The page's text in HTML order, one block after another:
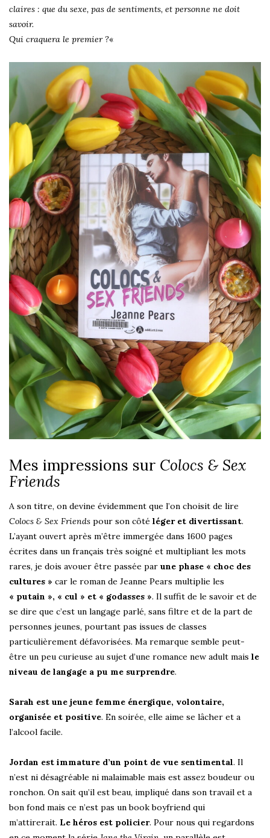
claires : que du sexe, pas de sentiments, et personne ne doit
savoir.
Qui craquera le premier ?«
Mes impressions sur Colocs & Sex
Friends
A son titre, on devine évidemment que l’on choisit de lire
Colocs & Sex Friends pour son côté léger et divertissant.
L’ayant ouvert après m’être immergée dans 1600 pages
écrites dans un français très soigné et multipliant les mots
rares, je dois avouer être passée par une phase « choc des
cultures » car le roman de Jeanne Pears multiplie les
« putain », « cul » et « godasses ». Il suffit de le savoir et de
se dire que c’est un langage parlé, sans filtre et de la part de
personnes jeunes, pourtant pas issues de classes
particulièrement défavorisées. Ma remarque semble peut-
être un peu curieuse au sujet d’une romance new adult mais le
niveau de langage a pu me surprendre.
Sarah est une jeune femme énergique, volontaire,
organisée et positive. En soirée, elle aime se lâcher et a
l’alcool facile.
Jordan est immature d’un point de vue sentimental. Il
n’est ni désagréable ni malaimable mais est assez boudeur ou
ronchon. On sait qu’il est beau, impliqué dans son travail et a
bon fond mais ce n’est pas un book boyfriend qui
m’attirerait. Le héros est policier. Pour nous qui regardons